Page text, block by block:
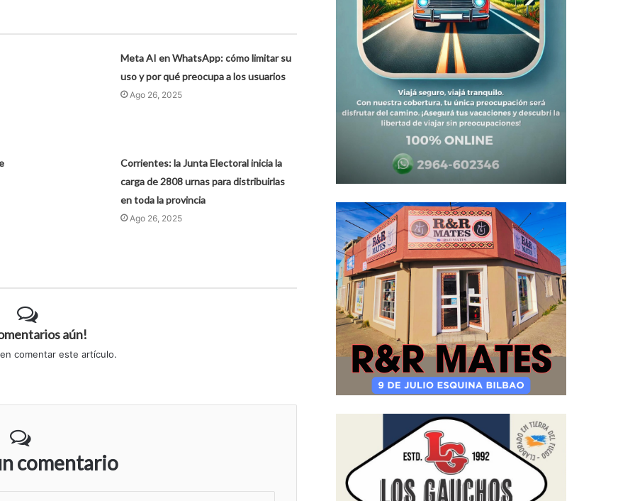
Meta AI en WhatsApp: cómo limitar su
uso y por qué preocupa a los usuarios
Ago 26, 2025
Corrientes: la Junta Electoral inicia la
carga de 2808 urnas para distribuirlas
en toda la provincia
Ago 26, 2025
aún!
comentar este artículo.
comentario